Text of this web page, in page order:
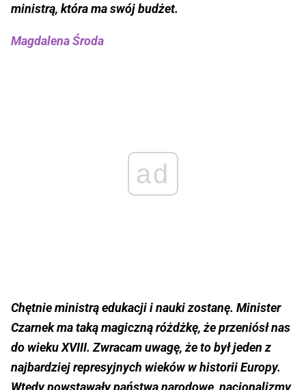
ministrą, która ma swój budżet.
Magdalena Środa
ad
Chętnie ministrą edukacji i nauki zostanę. Minister
Czarnek ma taką magiczną różdżkę, że przeniósł nas
do wieku XVIII. Zwracam uwagę, że to był jeden z
najbardziej represyjnych wieków w historii Europy.
Wtedy powstawały państwa narodowe, nacjonalizmy